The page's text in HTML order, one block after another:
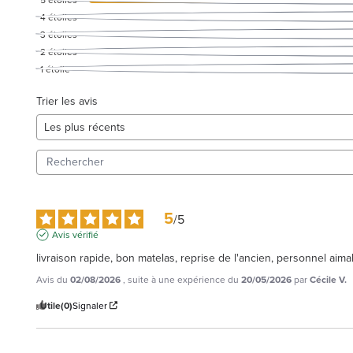
4étoiles
3 étoiles
2étoiles
1étoile
Trier les avis
5/5
Avis vérifié
livraison rapide, bon matelas, reprise de l'ancien, personnel
Avis du 02/08/2026, suite à une expérience du 20/05/2026 parCécile V.
Utile(0)Signaler